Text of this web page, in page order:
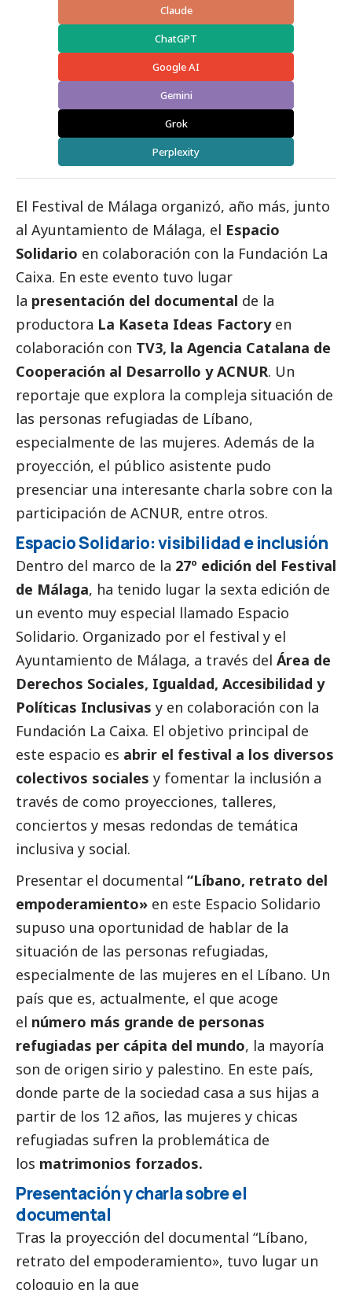
Claude
ChatGPT
Google AI
Gemini
Grok
Perplexity
El Festival de Málaga organizó, año más, junto
al Ayuntamiento de Málaga, el Espacio
Solidario en colaboración con la Fundación La
Caixa. En este evento tuvo lugar
la presentación del documental de la
productora La Kaseta Ideas Factory en
colaboración con TV3, la Agencia Catalana de
Cooperación al Desarrollo y ACNUR. Un
reportaje que explora la compleja situación de
las personas refugiadas de Líbano,
especialmente de las mujeres. Además de la
proyección, el público asistente pudo
presenciar una interesante charla sobre con la
participación de ACNUR, entre otros.
Espacio Solidario: visibilidad e inclusión
Dentro del marco de la 27º edición del Festival
de Málaga, ha tenido lugar la sexta edición de
un evento muy especial llamado Espacio
Solidario. Organizado por el festival y el
Ayuntamiento de Málaga, a través del Área de
Derechos Sociales, Igualdad, Accesibilidad y
Políticas Inclusivas y en colaboración con la
Fundación La Caixa. El objetivo principal de
este espacio es abrir el festival a los diversos
colectivos sociales y fomentar la inclusión a
través de como proyecciones, talleres,
conciertos y mesas redondas de temática
inclusiva y social.
Presentar el documental “Líbano, retrato del
empoderamiento» en este Espacio Solidario
supuso una oportunidad de hablar de la
situación de las personas refugiadas,
especialmente de las mujeres en el Líbano. Un
país que es, actualmente, el que acoge
el número más grande de personas
refugiadas per cápita del mundo, la mayoría
son de origen sirio y palestino. En este país,
donde parte de la sociedad casa a sus hijas a
partir de los 12 años, las mujeres y chicas
refugiadas sufren la problemática de
los matrimonios forzados.
Presentación y charla sobre el
documental
Tras la proyección del documental “Líbano,
retrato del empoderamiento», tuvo lugar un
coloquio en la que